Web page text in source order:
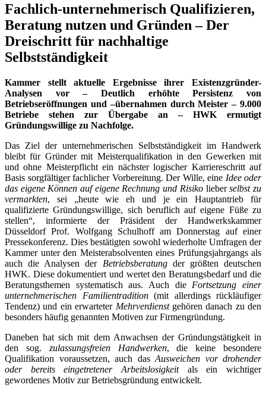
Fachlich-unternehmerisch Qualifizieren,
Beratung nutzen und Gründen – Der
Dreischritt für nachhaltige
Selbstständigkeit
Kammer stellt aktuelle Ergebnisse ihrer Existenzgründer-
Analysen vor – Deutlich erhöhte Persistenz von
Betriebseröffnungen und –übernahmen durch Meister – 9.000
Betriebe stehen zur Übergabe an – HWK ermutigt
Gründungswillige zu Nachfolge.
Das Ziel der unternehmerischen Selbstständigkeit im Handwerk
bleibt für Gründer mit Meisterqualifikation in den Gewerken mit
und ohne Meisterpflicht ein nächster logischer Karriereschritt auf
Basis sorgfältiger fachlicher Vorbereitung. Der Wille, eine Idee oder
das eigene Können auf eigene Rechnung und Risiko lieberselbst zu
vermarkten, sei „heute wie eh und je ein Hauptantrieb für
qualifizierte Gründungswillige, sich beruflich auf eigene Füße zu
stellen“, informierte der Präsident der Handwerkskammer
Düsseldorf Prof. Wolfgang Schulhoff am Donnerstag auf einer
Pressekonferenz. Dies bestätigten sowohl wiederholte Umfragen der
Kammer unter den Meisterabsolventen eines Prüfungsjahrgangs als
auch die Analysen der Betriebsberatungder größten deutschen
HWK. Diese dokumentiert und wertet den Beratungsbedarf und die
Beratungsthemen systematisch aus. Auch die Fortsetzung einer
unternehmerischen Familientradition(mit allerdings rückläufiger
Tendenz) und ein erwarteter Mehrverdienstgehören danach zu den
besonders häufig genannten Motiven zur Firmengründung.
Daneben hat sich mit dem Anwachsen der Gründungstätigkeit in
den sog. zulassungsfreien Handwerken, die keine besondere
Qualifikation voraussetzen, auch das Ausweichen vor drohender
oder bereits eingetretener Arbeitslosigkeitals ein wichtiger
gewordenes Motiv zur Betriebsgründung entwickelt.